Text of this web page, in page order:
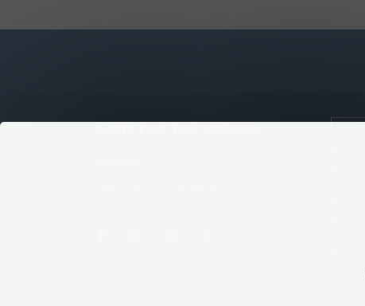
CONTACTEZ-NOUS